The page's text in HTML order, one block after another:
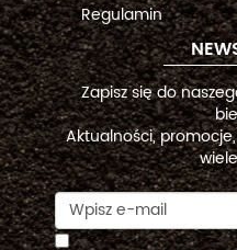
Regulamin
Zapisz się do
Aktualności,